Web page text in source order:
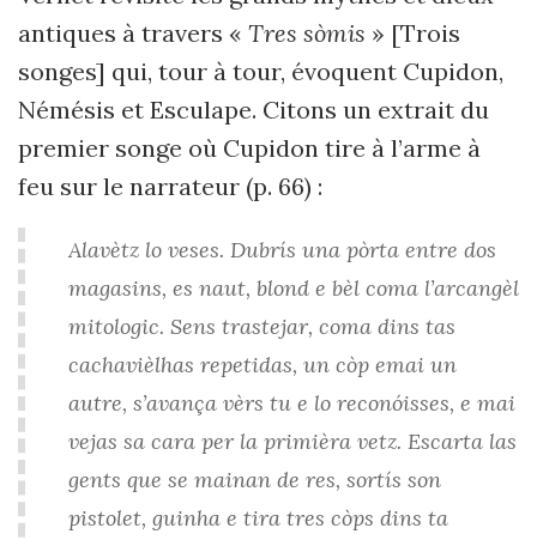
antiques à travers « Tres sòmis » [Trois
songes] qui, tour à tour, évoquent Cupidon,
Némésis et Esculape. Citons un extrait du
premier songe où Cupidon tire à l’arme à
feu sur le narrateur (p. 66) :
Alavètz lo veses. Dubrís una pòrta entre dos
magasins, es naut, blond e bèl coma l’arcangèl
mitologic. Sens trastejar, coma dins tas
cachavièlhas repetidas, un còp emai un
autre, s’avança vèrs tu e lo reconóisses, e mai
vejas sa cara per la primièra vetz. Escarta las
gents que se mainan de res, sortís son
pistolet, guinha e tira tres còps dins ta